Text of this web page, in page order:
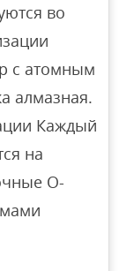
во
с атомным
алмазная.
Каждый
на
О-